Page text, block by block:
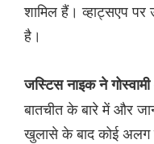
शामिल हैं। व्हाट्सएप
है।
जस्टिस नाइक ने गोस्वामी
बातचीत के बारे में और
खुलासे के बाद कोई अलग